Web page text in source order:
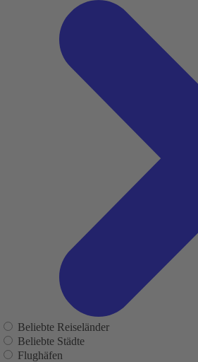
Beliebte Reiseländer
Beliebte Städte
Flughäfen